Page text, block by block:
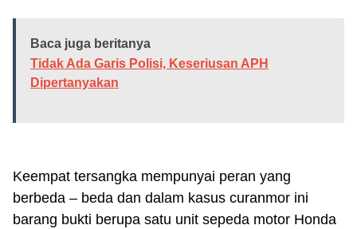
Baca juga beritanya
Tidak Ada Garis Polisi, Keseriusan APH
Dipertanyakan
Keempat tersangka mempunyai peran yang
berbeda – beda dan dalam kasus curanmor ini
barang bukti berupa satu unit sepeda motor Honda